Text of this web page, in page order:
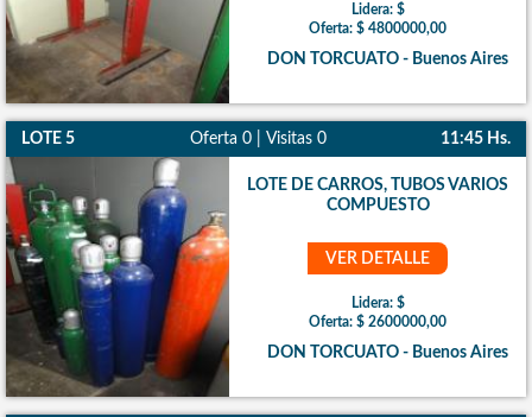
Lidera: $
Oferta: $ 4800000,00
DON TORCUATO - Buenos Aires
LOTE 5 Oferta 0 | Visitas 0 11:45 Hs.
LOTE DE CARROS, TUBOS VARIOS
COMPUESTO
VER DETALLE
Lidera: $
Oferta: $ 2600000,00
DON TORCUATO - Buenos Aires